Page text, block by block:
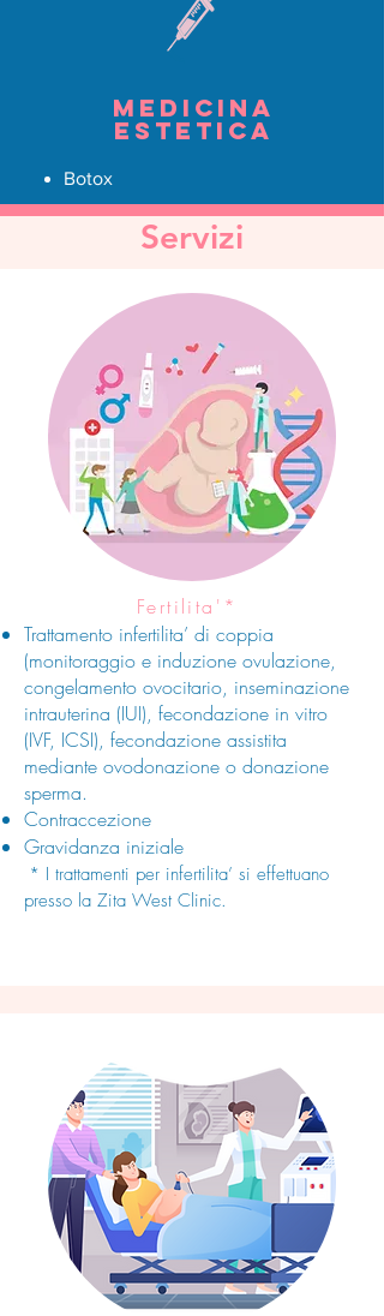
Medicina
estetica
Botox
Servizi
​Fertilita'*
Trattamento infertilita’ di coppia
(monitoraggio e induzione ovulazione,
congelamento ovocitario, inseminazione
intrauterina (IUI), fecondazione in vitro
(IVF, ICSI), fecondazione assistita
mediante ovodonazione o donazione
sperma.
Contraccezione
Gravidanza iniziale
* I trattamenti per infertilita’ si effettuano
presso la Zita West Clinic.